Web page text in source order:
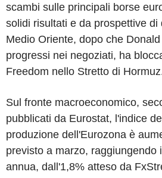
scambi sulle principali borse
solidi risultati e da prospettive di
Medio Oriente, dopo che
progressi nei negoziati, ha
Freedom nello Stretto di
Sul fronte macroeconomico,
pubblicati da Eurostat, l'indice
produzione dell'Eurozona è
previsto a marzo, raggiungendo
annua, dall'1,8% atteso da